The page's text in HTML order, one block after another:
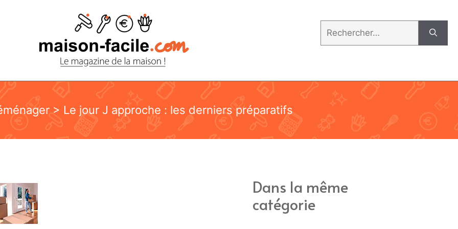
> Le jour J approche : les derniers préparatifs
Dans la même
catégorie